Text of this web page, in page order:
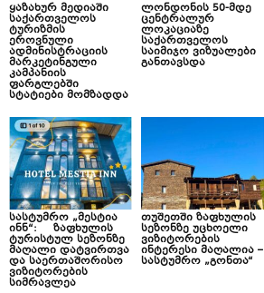
ყაზახურ მედიაში
საქართველოს
ტურიზმის
ეროვნული
ადმინისტრაციის
მარკეტინგული
კამპანიის
ფარგლებში
სტატიები მომზადდა
ლონდონის 50-მდე
ცენტრალურ
ლოკაციაზე
საქართველოს
საიმიჯო ვიზუალები
განთავსდა
სასტუმრო „მესტია
ინნ“: ზაფხულის
ტურისტულ სეზონზე
მაღალი დატვირთვა
და საერთაშორისო
ვიზიტორების
სიმრავლეა
თუშეთში ზაფხულის
სეზონზე უცხოელი
ვიზიტორების
ინტერესი მაღალია –
სასტუმრო „გონთა“